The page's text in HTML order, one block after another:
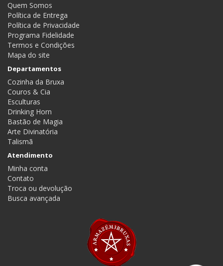
Quem Somos
Política de Entrega
Política de Privacidade
Programa Fidelidade
Termos e Condições
Mapa do site
Departamentos
Cozinha da Bruxa
Couros & Cia
Esculturas
Drinking Horn
Bastão de Magia
Arte Divinatória
Talismã
Atendimento
Minha conta
Contato
Troca ou devolução
Busca avançada